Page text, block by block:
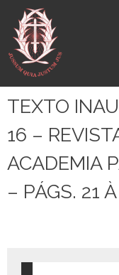
para
conteúdo
TEXTO
16 –
ACADEMIA
– PÁGS. 21